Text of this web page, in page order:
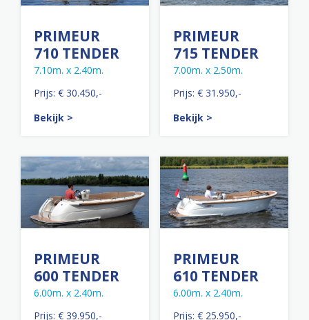
PRIMEUR
710 TENDER
7.10m. x 2.40m.
Prijs: € 30.450,-
Bekijk >
PRIMEUR
715 TENDER
7.00m. x 2.50m.
Prijs: € 31.950,-
Bekijk >
PRIMEUR
600 TENDER
6.00m. x 2.40m.
Prijs: € 39.950,-
PRIMEUR
610 TENDER
6.00m. x 2.40m.
Prijs: € 25.950,-